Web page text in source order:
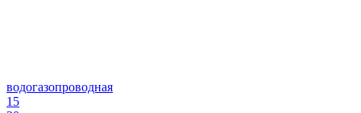
водогазопроводная
15